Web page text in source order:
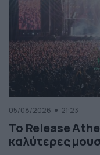
05/08/2026 21:23
Το Release
καλύτερες